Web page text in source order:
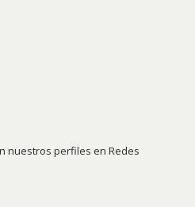
nuestros perfiles en Redes